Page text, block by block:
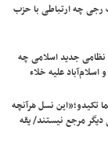
رجی چه ارتباطی با حزب
نظامی جدید اسلامی چه
اسلام‌آباد علیه خلاء
تکیدو؛«این نسل هرآنچه
مرجع نیستند/ یقه